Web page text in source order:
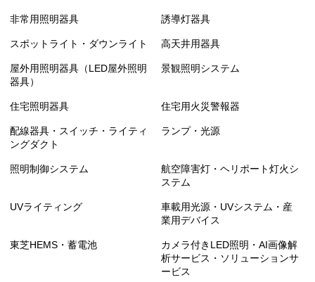
非常用照明器具 誘導灯器具
スポットライト・ダウンライト 高天井用器具
屋外用照明器具（LED屋外照明
器具）
景観照明システム
住宅照明器具 住宅用火災警報器
配線器具・スイッチ・ライティ
ングダクト
ランプ・光源
照明制御システム
航空障害灯・ヘリポート灯火シ
ステム
UVライティング
車載用光源・UVシステム・産
業用デバイス
東芝HEMS・蓄電池
カメラ付きLED照明・AI画像解
析サービス・ソリューションサ
ービス